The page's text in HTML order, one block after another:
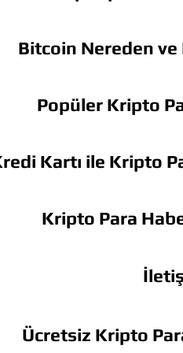
Bitcoin Nereden ve
Popüler Kripto
Kartı ile Kripto
Kripto Para
Ücretsiz Kripto